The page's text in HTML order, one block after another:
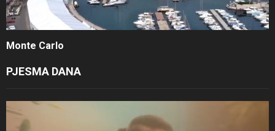
Monte Carlo
PJESMA DANA